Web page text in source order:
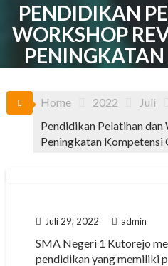
PENDIDIKAN
WORKSHOP
Home 2022 Juli
Pendidikan Pelatihan
Peningkatan Kompetensi
Juli 29, 2022 admin
SMA Negeri 1 Kutorejo
pendidikan yang memiliki